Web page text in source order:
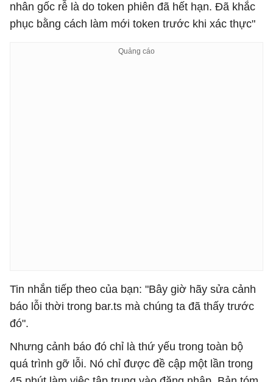
nhân gốc rễ là do token phiên đã hết hạn. Đã khắc
phục bằng cách làm mới token trước khi xác thực"
Tin nhắn tiếp theo của bạn: "Bây giờ hãy sửa cảnh
báo lỗi thời trong bar.ts mà chúng ta đã thấy trước
đó".
Nhưng cảnh báo đó chỉ là thứ yếu trong toàn bộ
quá trình gỡ lỗi. Nó chỉ được đề cập một lần trong